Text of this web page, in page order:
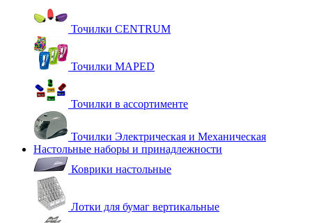
Точилки CENTRUM
Точилки MAPED
Точилки в ассортименте
Точилки Электрическая и Механическая
Настольные наборы и принадлежности
Коврики настольные
Лотки для бумаг вертикальные